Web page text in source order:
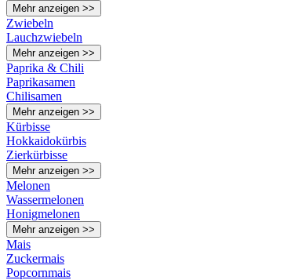
Mehr anzeigen >>
Zwiebeln
Lauchzwiebeln
Mehr anzeigen >>
Paprika & Chili
Paprikasamen
Chilisamen
Mehr anzeigen >>
Kürbisse
Hokkaidokürbis
Zierkürbisse
Mehr anzeigen >>
Melonen
Wassermelonen
Honigmelonen
Mehr anzeigen >>
Mais
Zuckermais
Popcornmais